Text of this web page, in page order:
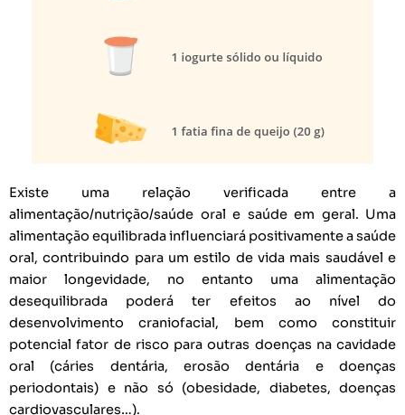
Existe uma relação verificada entre a
alimentação/nutrição/saúde oral e saúde em geral. Uma
alimentação equilibrada influenciará positivamente a saúde
oral, contribuindo para um estilo de vida mais saudável e
maior longevidade, no entanto uma alimentação
desequilibrada poderá ter efeitos ao nível do
desenvolvimento craniofacial, bem como constituir
potencial fator de risco para outras doenças na cavidade
oral (cáries dentária, erosão dentária e doenças
periodontais) e não só (obesidade, diabetes, doenças
cardiovasculares…).